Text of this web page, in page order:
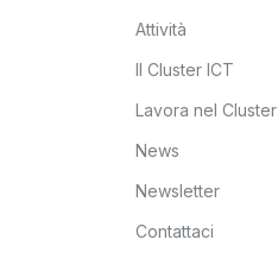
Attività
Il Cluster ICT
Lavora nel Cluster
News
Newsletter
Contattaci